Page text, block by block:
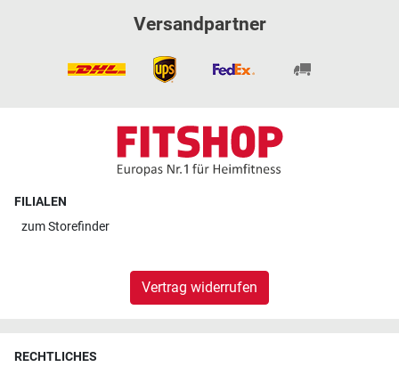
Versandpartner
FILIALEN
zumStorefinder
Vertrag widerrufen
RECHTLICHES